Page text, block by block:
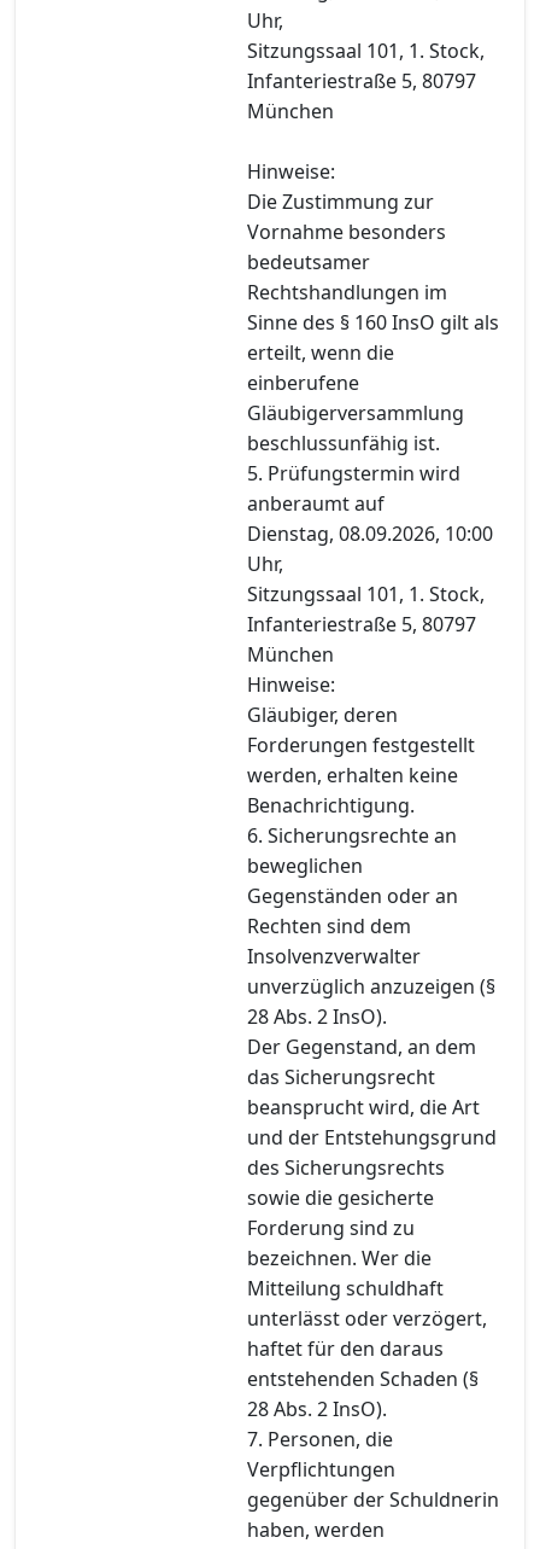
Uhr,
Sitzungssaal 101, 1. Stock,
Infanteriestraße 5, 80797
München
Hinweise:
Die Zustimmung zur
Vornahme besonders
bedeutsamer
Rechtshandlungen im
Sinne des § 160 InsO gilt als
erteilt, wenn die
einberufene
Gläubigerversammlung
beschlussunfähig ist.
5. Prüfungstermin wird
anberaumt auf
Dienstag, 08.09.2026, 10:00
Uhr,
Sitzungssaal 101, 1. Stock,
Infanteriestraße 5, 80797
München
Hinweise:
Gläubiger, deren
Forderungen festgestellt
werden, erhalten keine
Benachrichtigung.
6. Sicherungsrechte an
beweglichen
Gegenständen oder an
Rechten sind dem
Insolvenzverwalter
unverzüglich anzuzeigen (§
28 Abs. 2 InsO).
Der Gegenstand, an dem
das Sicherungsrecht
beansprucht wird, die Art
und der Entstehungsgrund
des Sicherungsrechts
sowie die gesicherte
Forderung sind zu
bezeichnen. Wer die
Mitteilung schuldhaft
unterlässt oder verzögert,
haftet für den daraus
entstehenden Schaden (§
28 Abs. 2 InsO).
7. Personen, die
Verpflichtungen
gegenüber der Schuldnerin
haben, werden